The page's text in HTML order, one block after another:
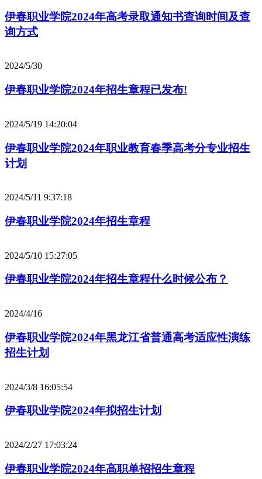
伊春职业学院2024年高考录取通知书查询时间及查
询方式
2024/5/30
伊春职业学院2024年招生章程已发布!
2024/5/19 14:20:04
伊春职业学院2024年职业教育春季高考分专业招生
计划
2024/5/11 9:37:18
伊春职业学院2024年招生章程
2024/5/10 15:27:05
伊春职业学院2024年招生章程什么时候公布？
2024/4/16
伊春职业学院2024年黑龙江省普通高考适应性演练
招生计划
2024/3/8 16:05:54
伊春职业学院2024年拟招生计划
2024/2/27 17:03:24
伊春职业学院2024年高职单招招生章程